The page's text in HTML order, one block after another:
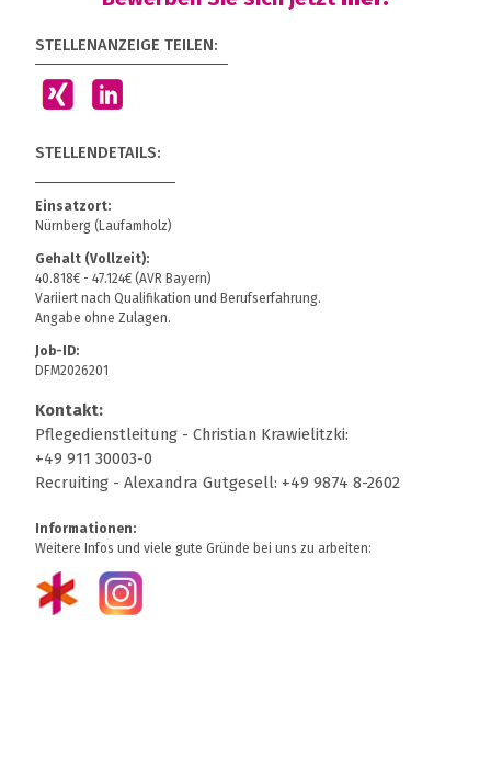
STELLENANZEIGE TEILEN:
STELLENDETAILS:
Einsatzort:
Nürnberg (Laufamholz)
Gehalt (Vollzeit):
40.818€ - 47.124€ (AVR Bayern)
Variiert nach Qualifikation und Berufserfahrung.
Angabe ohne Zulagen.
Job-ID:
DFM2026201
Kontakt:
Pflegedienstleitung - Christian Krawielitzki:
+49 911 30003-0
Recruiting - Alexandra Gutgesell: +49 9874 8-2602
Informationen:
Weitere Infos und viele gute Gründe bei uns zu arbeiten: